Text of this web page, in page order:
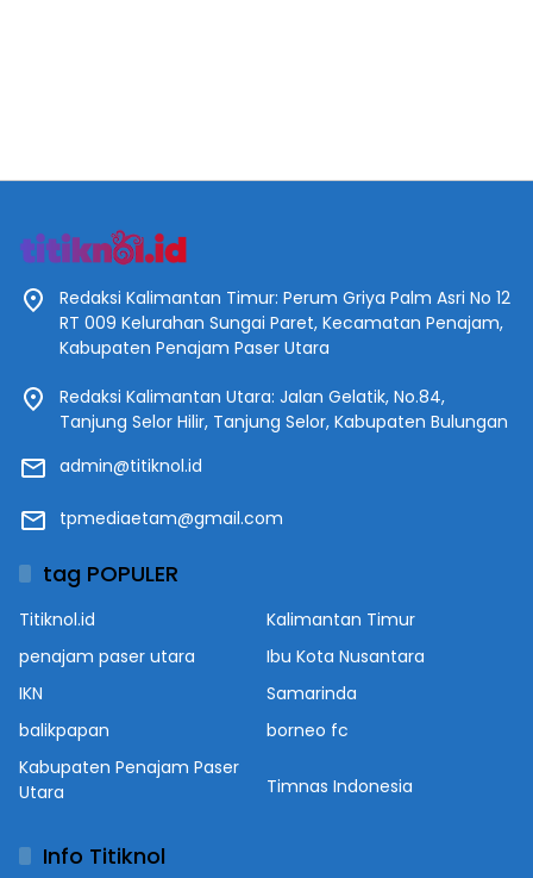
Redaksi Kalimantan Timur: Perum Griya Palm Asri No 12
RT 009 Kelurahan Sungai Paret, Kecamatan Penajam,
Kabupaten Penajam Paser Utara
Redaksi Kalimantan Utara: Jalan Gelatik, No.84,
Tanjung Selor Hilir, Tanjung Selor, Kabupaten Bulungan
admin@titiknol.id
tpmediaetam@gmail.com
tag POPULER
Titiknol.id
Kalimantan Timur
penajam paser utara
Ibu Kota Nusantara
IKN
Samarinda
balikpapan
borneo fc
Kabupaten Penajam Paser
Utara
Timnas Indonesia
Info Titiknol